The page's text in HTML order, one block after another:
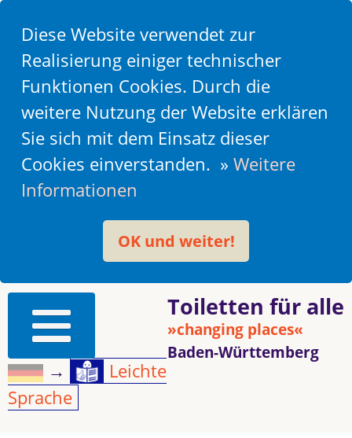
Diese Website verwendet zur
Realisierung einiger technischer
Funktionen Cookies. Durch die
weitere Nutzung der Website erklären
Sie sich mit dem Einsatz dieser
Cookies einverstanden. » Weitere
Informationen
OK und weiter!
Toiletten für alle
»changing places«
Baden-Württemberg
→
Leichte
Sprache